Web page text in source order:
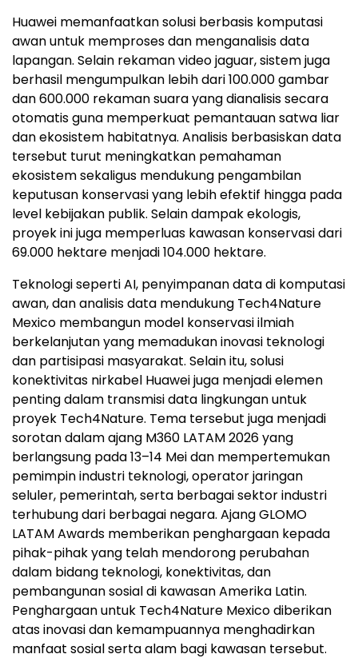
Huawei memanfaatkan solusi berbasis komputasi
awan untuk memproses dan menganalisis data
lapangan. Selain rekaman video jaguar, sistem juga
berhasil mengumpulkan lebih dari 100.000 gambar
dan 600.000 rekaman suara yang dianalisis secara
otomatis guna memperkuat pemantauan satwa liar
dan ekosistem habitatnya. Analisis berbasiskan data
tersebut turut meningkatkan pemahaman
ekosistem sekaligus mendukung pengambilan
keputusan konservasi yang lebih efektif hingga pada
level kebijakan publik. Selain dampak ekologis,
proyek ini juga memperluas kawasan konservasi dari
69.000 hektare menjadi 104.000 hektare.
Teknologi seperti AI, penyimpanan data di komputasi
awan, dan analisis data mendukung Tech4Nature
Mexico membangun model konservasi ilmiah
berkelanjutan yang memadukan inovasi teknologi
dan partisipasi masyarakat. Selain itu, solusi
konektivitas nirkabel Huawei juga menjadi elemen
penting dalam transmisi data lingkungan untuk
proyek Tech4Nature. Tema tersebut juga menjadi
sorotan dalam ajang M360 LATAM 2026 yang
berlangsung pada 13–14 Mei dan mempertemukan
pemimpin industri teknologi, operator jaringan
seluler, pemerintah, serta berbagai sektor industri
terhubung dari berbagai negara. Ajang GLOMO
LATAM Awards memberikan penghargaan kepada
pihak-pihak yang telah mendorong perubahan
dalam bidang teknologi, konektivitas, dan
pembangunan sosial di kawasan Amerika Latin.
Penghargaan untuk Tech4Nature Mexico diberikan
atas inovasi dan kemampuannya menghadirkan
manfaat sosial serta alam bagi kawasan tersebut.